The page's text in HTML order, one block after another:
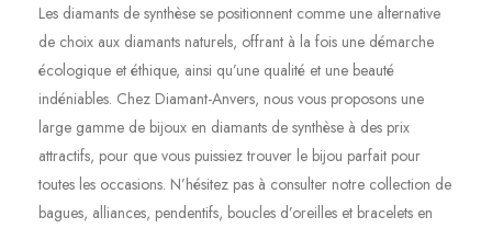
Les diamants de synthèse se positionnent comme une alternative
de choix aux diamants naturels, offrant à la fois une démarche
écologique et éthique, ainsi qu’une qualité et une beauté
indéniables. Chez Diamant-Anvers, nous vous proposons une
large gamme de bijoux en diamants de synthèse à des prix
attractifs, pour que vous puissiez trouver le bijou parfait pour
toutes les occasions. N’hésitez pas à consulter notre collection de
bagues, alliances, pendentifs, boucles d’oreilles et bracelets en